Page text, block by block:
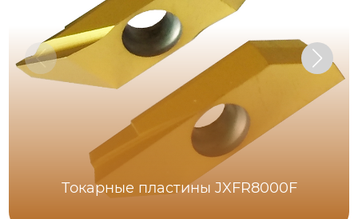
Токарные пластины JXFR8000F